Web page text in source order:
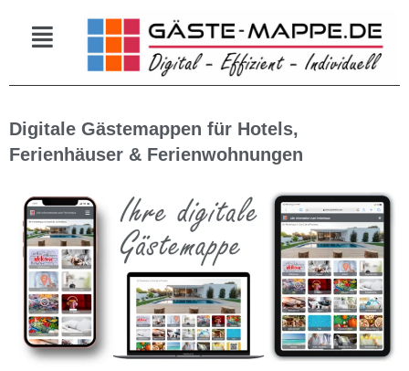
springen
Menü
Digitale Gästemappen für Hotels,
Ferienhäuser & Ferienwohnungen